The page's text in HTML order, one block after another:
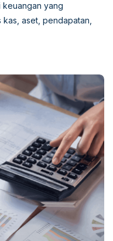
keuangan yang
aset, pendapatan,